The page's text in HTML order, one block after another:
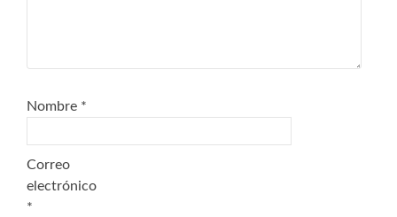
Nombre *
Correo
electrónico
*